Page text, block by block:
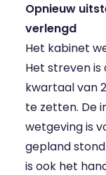
Opnieuw
verlengd
Het kabinet
Het streven
kwartaal van
te zetten. De
wetgeving is
gepland stond
is ook het